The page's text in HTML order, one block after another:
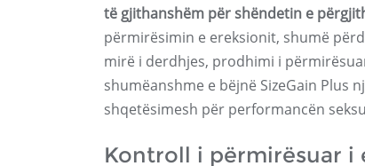
të gjithanshëm për shëndetin e
përmirësimin e ereksionit, shumë
mirë i derdhjes, prodhimi i
shumëanshme e bëjnë SizeGain Plus
shqetësimesh për performancën
Kontroll i përmirësuar i